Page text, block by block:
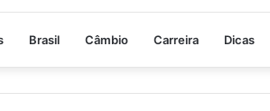
Brasil Câmbio Carreira Dicas